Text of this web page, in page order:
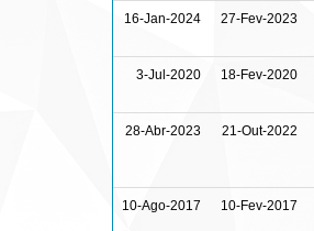
16-Jan-2024 27-Fev-2023
3-Jul-2020 18-Fev-2020
28-Abr-2023 21-Out-2022
10-Ago-2017 10-Fev-2017